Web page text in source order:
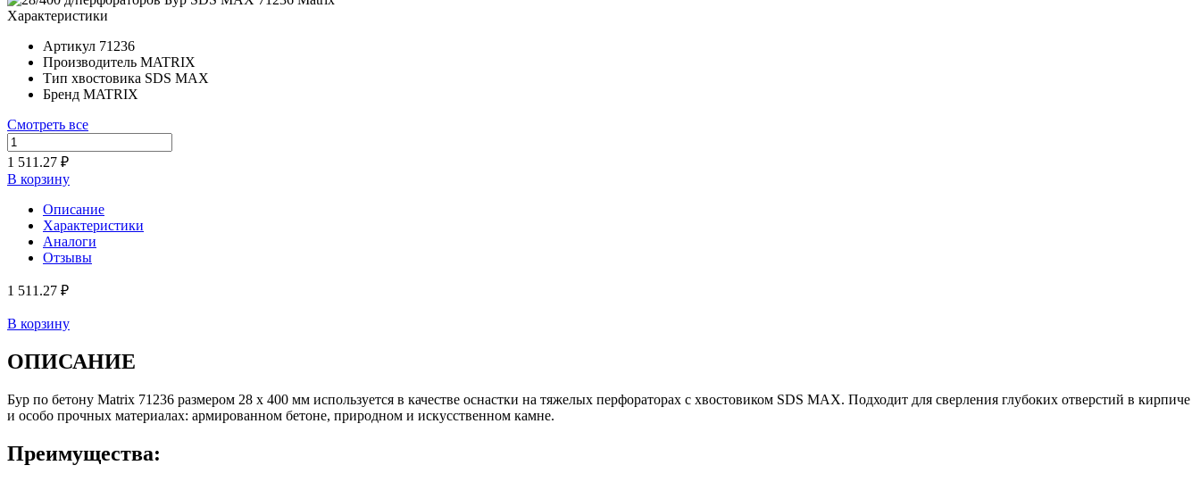
Характеристики
Артикул 71236
Производитель MATRIX
Тип хвостовика SDS MAX
Бренд MATRIX
Смотреть все
1 511.27 ₽
В корзину
Описание
Характеристики
Аналоги
Отзывы
1 511.27 ₽
В корзину
ОПИСАНИЕ
Бур по бетону Matrix 71236 размером 28 х 400 мм используется в качестве оснастки на тяжелых перфораторах с хвостовиком SDS MAX. Подходит для сверления глубоких отверстий в кирпиче
и особо прочных материалах: армированном бетоне, природном и искусственном камне.
Преимущества: